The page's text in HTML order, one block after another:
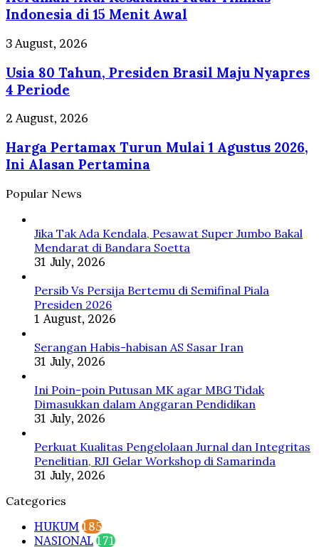
Fatal
Timnas
Indonesia
15
Menit
Awal
Indonesia di 15 Menit Awal
Usia
Tahun,
Presiden
Brasil
Maju
Nyapres
4
Periode
3 August, 2026
Usia 80 Tahun, Presiden Brasil Maju Nyapres
4 Periode
Harga
Turun
Mulai
1
Agustus
2026,
Alasan
Pertamina
2 August, 2026
Harga Pertamax Turun Mulai 1 Agustus 2026,
Ini Alasan Pertamina
Popular News
Jika Tak Ada Kendala, Pesawat Super Jumbo Bakal
Mendarat di Bandara Soetta
31 July, 2026
Persib Vs Persija Bertemu di Semifinal Piala
Presiden 2026
1 August, 2026
Serangan Habis-habisan AS Sasar Iran
31 July, 2026
Ini Poin-poin Putusan MK agar MBG Tidak
Dimasukkan dalam Anggaran Pendidikan
31 July, 2026
Perkuat Kualitas Pengelolaan Jurnal dan Integritas
Penelitian, RJI Gelar Workshop di Samarinda
31 July, 2026
Categories
HUKUM 185
NASIONAL 171